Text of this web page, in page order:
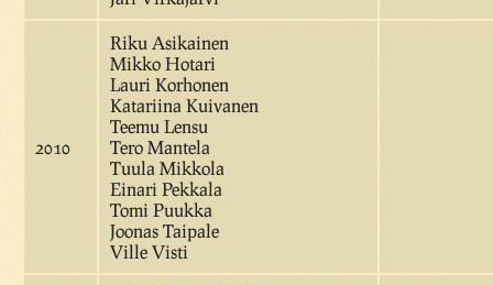
2010
Riku Asikainen
Mikko Hotari
Lauri Korhonen
Katariina Kuivanen
Teemu Lensu
Tero Mantela
Tuula Mikkola
Einari Pekkala
Tomi Puukka
Joonas Taipale
Ville Visti